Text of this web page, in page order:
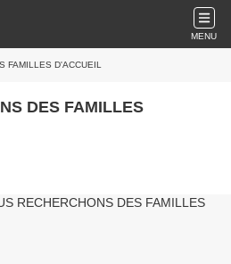
MENU
FAMILLES D'ACCUEIL
DES FAMILLES